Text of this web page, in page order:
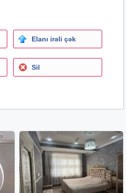
Elanı irəli çək
Sil